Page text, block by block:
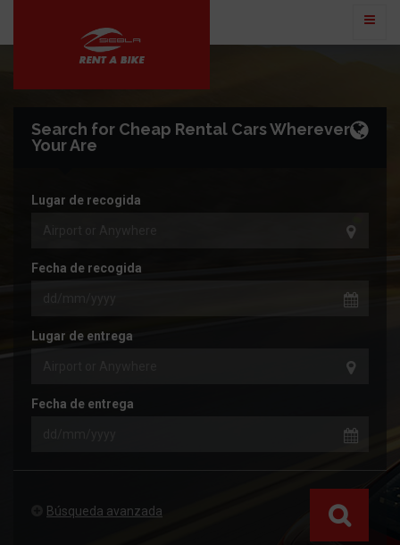
Search for Cheap Rental Cars Wherever
Your Are
Lugar de recogida
Fecha de recogida
Lugar de entrega
Fecha de entrega
Búsqueda avanzada